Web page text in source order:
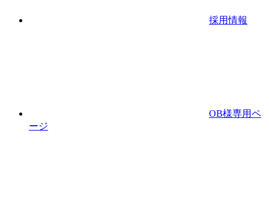
採用情報
OB様専用ペ
ージ